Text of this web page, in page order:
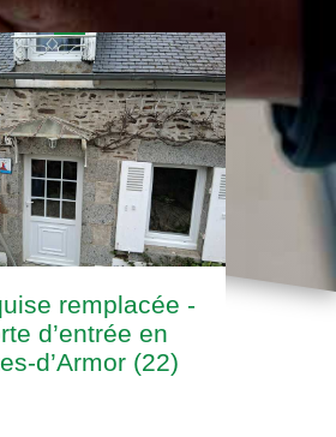
remplacée -
d’entrée en
d’Armor (22)